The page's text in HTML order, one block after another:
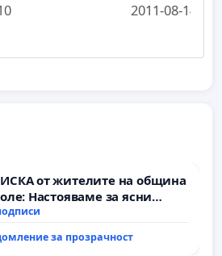
2011-08-14
от жителите на община
Настояваме за ясни
от “Елаците-МЕД” АД и от
екологични норми!
за прозрачност